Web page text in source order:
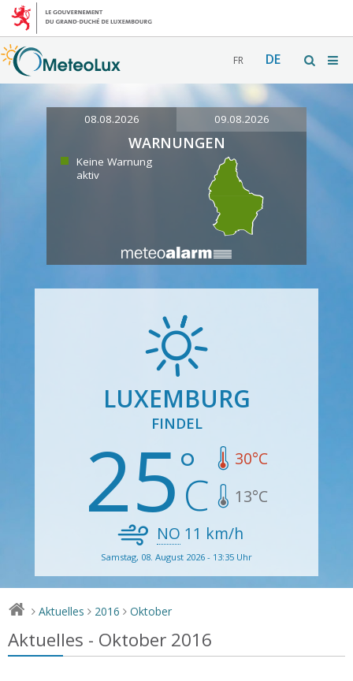
FR DE
08.08.2026 09.08.2026
WARNUNGEN
Keine Warnung
aktiv
LUXEMBURG
FINDEL
25 30°C
13°C
NO 11 km/h
Samstag, 08. August 2026 - 13:35 Uhr
> Aktuelles > 2016 > Oktober
Aktuelles - Oktober 2016